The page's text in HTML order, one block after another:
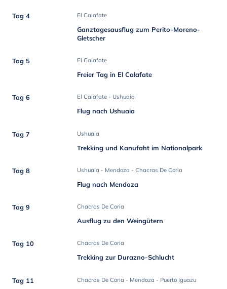
Tag 4 El Calafate
Ganztagesausflug zum Perito-Moreno-
Gletscher
Tag 5 El Calafate
Freier Tag in El Calafate
Tag 6 El Calafate - Ushuaia
Flug nach Ushuaia
Tag 7 Ushuaia
Trekking und Kanufaht im Nationalpark
Tag 8 Ushuaia - Mendoza - Chacras De Coria
Flug nach Mendoza
Tag 9 Chacras De Coria
Ausflug zu den Weingütern
Tag 10 Chacras De Coria
Trekking zur Durazno-Schlucht
Tag 11 Chacras De Coria - Mendoza - Puerto Iguazu